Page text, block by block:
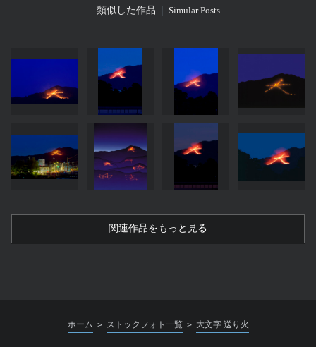
類似した作品 Simular Posts
関連作品をもっと見る
ホーム > ストックフォト一覧 > 大文字 送り火